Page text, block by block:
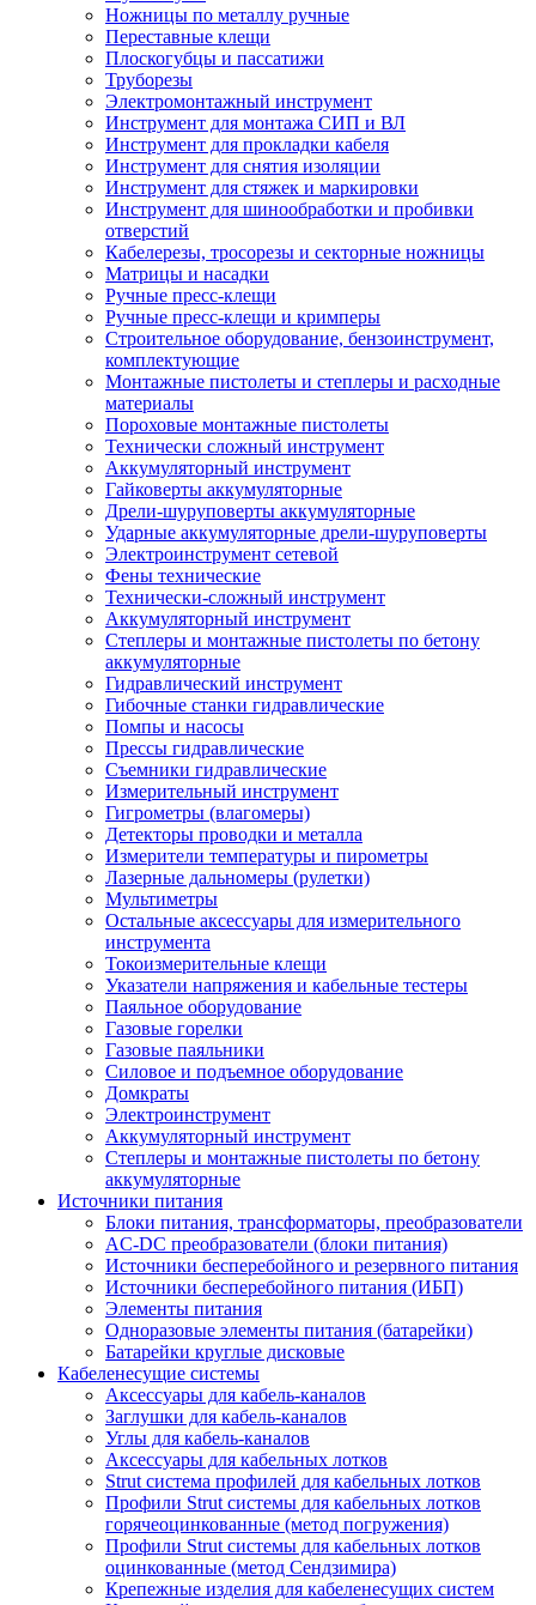
Ножницы по металлу ручные
Переставные клещи
Плоскогубцы и пассатижи
Труборезы
Электромонтажный инструмент
Инструмент для монтажа СИП и ВЛ
Инструмент для прокладки кабеля
Инструмент для снятия изоляции
Инструмент для стяжек и маркировки
Инструмент для шинообработки и пробивки
отверстий
Кабелерезы, тросорезы и секторные ножницы
Матрицы и насадки
Ручные пресс-клещи
Ручные пресс-клещи и кримперы
Строительное оборудование, бензоинструмент,
комплектующие
Монтажные пистолеты и степлеры и расходные
материалы
Пороховые монтажные пистолеты
Технически сложный инструмент
Аккумуляторный инструмент
Гайковерты аккумуляторные
Дрели-шуруповерты аккумуляторные
Ударные аккумуляторные дрели-шуруповерты
Электроинструмент сетевой
Фены технические
Технически-сложный инструмент
Аккумуляторный инструмент
Степлеры и монтажные пистолеты по бетону
аккумуляторные
Гидравлический инструмент
Гибочные станки гидравлические
Помпы и насосы
Прессы гидравлические
Съемники гидравлические
Измерительный инструмент
Гигрометры (влагомеры)
Детекторы проводки и металла
Измерители температуры и пирометры
Лазерные дальномеры (рулетки)
Мультиметры
Остальные аксессуары для измерительного
инструмента
Токоизмерительные клещи
Указатели напряжения и кабельные тестеры
Паяльное оборудование
Газовые горелки
Газовые паяльники
Силовое и подъемное оборудование
Домкраты
Электроинструмент
Аккумуляторный инструмент
Степлеры и монтажные пистолеты по бетону
аккумуляторные
Источники питания
Блоки питания, трансформаторы, преобразователи
AC-DC преобразователи (блоки питания)
Источники бесперебойного и резервного питания
Источники бесперебойного питания (ИБП)
Элементы питания
Одноразовые элементы питания (батарейки)
Батарейки круглые дисковые
Кабеленесущие системы
Аксессуары для кабель-каналов
Заглушки для кабель-каналов
Углы для кабель-каналов
Аксессуары для кабельных лотков
Strut система профилей для кабельных лотков
Профили Strut системы для кабельных лотков
горячеоцинкованные (метод погружения)
Профили Strut системы для кабельных лотков
оцинкованные (метод Сендзимира)
Крепежные изделия для кабеленесущих систем